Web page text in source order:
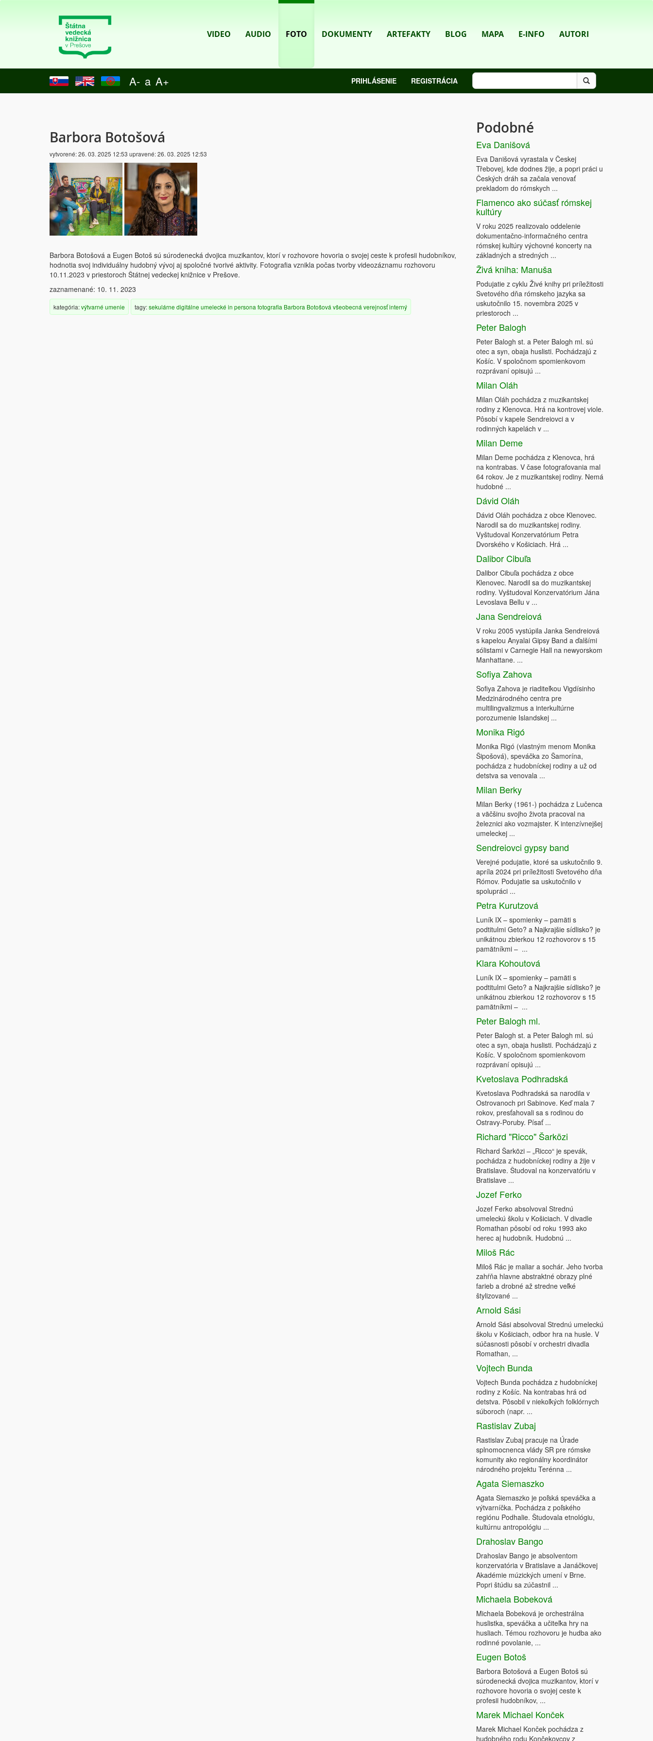
VIDEO AUDIO FOTO DOKUMENTY ARTEFAKTY BLOG MAPA E-INFO AUTORI
A- a A+ PRIHLÁSENIE REGISTRÁCIA
Barbora Botošová
vytvorené:26. 03. 2025 12:53 upravené:26. 03. 2025 12:53
Barbora Botošová a Eugen Botoš sú súrodenecká dvojica muzikantov, ktorí v rozhovore hovoria o svojej ceste k profesii hudobníkov,
hodnotia svoj individuálny hudobný vývoj aj spoločné tvorivé aktivity. Fotografia vznikla počas tvorby videozáznamu rozhovoru
10.11.2023 v priestoroch Štátnej vedeckej knižnice v Prešove.
zaznamenané: 10. 11. 2023
kategória:výtvarné umenie tagy:sekulárne digitálne umelecké in persona fotografia Barbora Botošová všeobecná verejnosťinterný
Podobné
Eva Danišová
Eva Danišová vyrastala v Českej
Třebovej, kde dodnes žije, a popri práci u
Českých dráh sa začala venovať
prekladom do rómskych ...
Flamenco ako súčasť rómskej
kultúry
V roku 2025 realizovalo oddelenie
dokumentačno-informačného centra
rómskej kultúry výchovné koncerty na
základných a stredných ...
Živá kniha: Manuša
Podujatie z cyklu Živé knihy pri príležitosti
Svetového dňa rómskeho jazyka sa
uskutočnilo 15. novembra 2025 v
priestoroch ...
Peter Balogh
Peter Balogh st. a Peter Balogh ml. sú
otec a syn, obaja huslisti. Pochádzajú z
Košíc. V spoločnom spomienkovom
rozprávaní opisujú ...
Milan Oláh
Milan Oláh pochádza z muzikantskej
rodiny z Klenovca. Hrá na kontrovej viole.
Pôsobí v kapele Sendreiovci a v
rodinných kapelách v ...
Milan Deme
Milan Deme pochádza z Klenovca, hrá
na kontrabas. V čase fotografovania mal
64 rokov. Je z muzikantskej rodiny. Nemá
hudobné ...
Dávid Oláh
Dávid Oláh pochádza z obce Klenovec.
Narodil sa do muzikantskej rodiny.
Vyštudoval Konzervatórium Petra
Dvorského v Košiciach. Hrá ...
Dalibor Cibuľa
Dalibor Cibuľa pochádza z obce
Klenovec. Narodil sa do muzikantskej
rodiny. Vyštudoval Konzervatórium Jána
Levoslava Bellu v ...
Jana Sendreiová
V roku 2005 vystúpila Janka Sendreiová
s kapelou Anyalai Gipsy Band a ďalšími
sólistami v Carnegie Hall na newyorskom
Manhattane. ...
Sofiya Zahova
Sofiya Zahova je riaditeľkou Vigdísinho
Medzinárodného centra pre
multilingvalizmus a interkultúrne
porozumenie Islandskej ...
Monika Rigó
Monika Rigó (vlastným menom Monika
Šipošová), speváčka zo Šamorína,
pochádza z hudobníckej rodiny a už od
detstva sa venovala ...
Milan Berky
Milan Berky (1961-) pochádza z Lučenca
a väčšinu svojho života pracoval na
železnici ako vozmajster. K intenzívnejšej
umeleckej ...
Sendreiovci gypsy band
Verejné podujatie, ktoré sa uskutočnilo 9.
apríla 2024 pri príležitosti Svetového dňa
Rómov. Podujatie sa uskutočnilo v
spolupráci ...
Petra Kurutzová
Luník IX – spomienky – pamäti s
podtitulmi Geto? a Najkrajšie sídlisko? je
unikátnou zbierkou 12 rozhovorov s 15
pamätníkmi – ...
Klara Kohoutová
Luník IX – spomienky – pamäti s
podtitulmi Geto? a Najkrajšie sídlisko? je
unikátnou zbierkou 12 rozhovorov s 15
pamätníkmi – ...
Peter Balogh ml.
Peter Balogh st. a Peter Balogh ml. sú
otec a syn, obaja huslisti. Pochádzajú z
Košíc. V spoločnom spomienkovom
rozprávaní opisujú ...
Kvetoslava Podhradská
Kvetoslava Podhradská sa narodila v
Ostrovanoch pri Sabinove. Keď mala 7
rokov, presťahovali sa s rodinou do
Ostravy-Poruby. Písať ...
Richard "Ricco" Šarközi
Richard Šarközi – „Ricco“ je spevák,
pochádza z hudobníckej rodiny a žije v
Bratislave. Študoval na konzervatóriu v
Bratislave ...
Jozef Ferko
Jozef Ferko absolvoval Strednú
umeleckú školu v Košiciach. V divadle
Romathan pôsobí od roku 1993 ako
herec aj hudobník. Hudobnú ...
Miloš Rác
Miloš Rác je maliar a sochár. Jeho tvorba
zahŕňa hlavne abstraktné obrazy plné
farieb a drobné až stredne veľké
štylizované ...
Arnold Sási
Arnold Sási absolvoval Strednú umeleckú
školu v Košiciach, odbor hra na husle. V
súčasnosti pôsobí v orchestri divadla
Romathan, ...
Vojtech Bunda
Vojtech Bunda pochádza z hudobníckej
rodiny z Košíc. Na kontrabas hrá od
detstva. Pôsobil v niekoľkých folklórnych
súboroch (napr. ...
Rastislav Zubaj
Rastislav Zubaj pracuje na Úrade
splnomocnenca vlády SR pre rómske
komunity ako regionálny koordinátor
národného projektu Terénna ...
Agata Siemaszko
Agata Siemaszko je poľská speváčka a
výtvarníčka. Pochádza z poľského
regiónu Podhalie. Študovala etnológiu,
kultúrnu antropológiu ...
Drahoslav Bango
Drahoslav Bango je absolventom
konzervatória v Bratislave a Janáčkovej
Akadémie múzických umení v Brne.
Popri štúdiu sa zúčastnil ...
Michaela Bobeková
Michaela Bobeková je orchestrálna
huslistka, speváčka a učiteľka hry na
husliach. Témou rozhovoru je hudba ako
rodinné povolanie, ...
Eugen Botoš
Barbora Botošová a Eugen Botoš sú
súrodenecká dvojica muzikantov, ktorí v
rozhovore hovoria o svojej ceste k
profesii hudobníkov, ...
Marek Michael Konček
Marek Michael Konček pochádza z
hudobného rodu Končekovcov z